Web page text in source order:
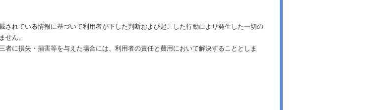
れている情報に基づいて利用者が下した判断および起こした行動により発生した一切の
せん。
に損失・損害等を与えた場合には、利用者の責任と費用において解決することとしま